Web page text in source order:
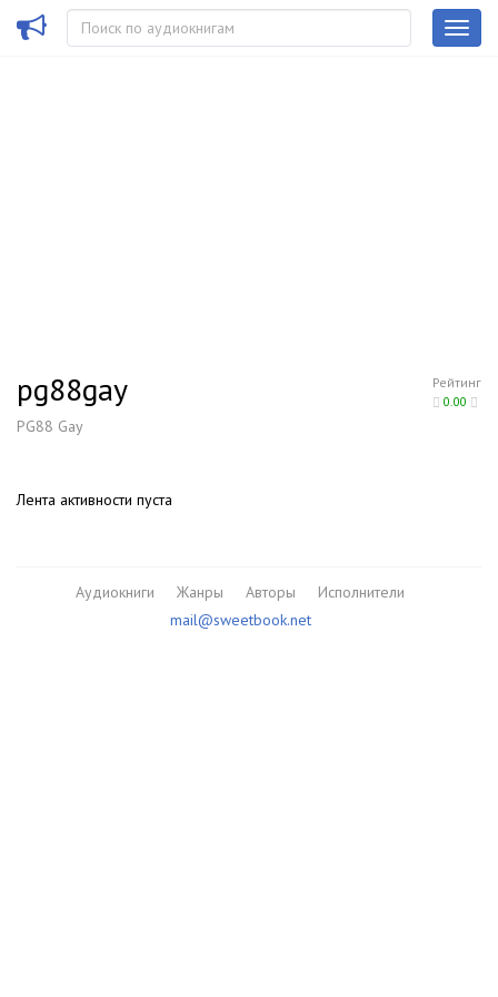
Рейтинг
0.00
pg88gay
PG88 Gay
Лента активности пуста
Аудиокниги Жанры Авторы
Исполнители
mail@sweetbook.net